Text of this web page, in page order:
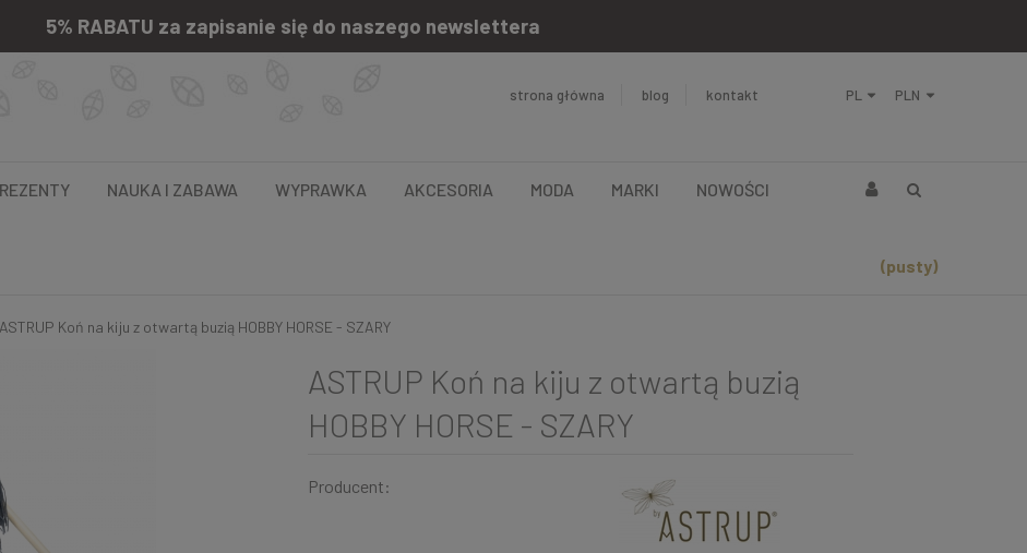
5% RABATU za zapisanie się do naszego newslettera
strona główna blog kontakt
NAUKA I ZABAWA WYPRAWKA AKCESORIA MODA MARKI NOWOŚCI
(pusty)
ASTRUP Koń na kiju z otwartą buzią HOBBY HORSE - SZARY
ASTRUP Koń na kiju z otwartą buzią
HOBBY HORSE - SZARY
Producent: